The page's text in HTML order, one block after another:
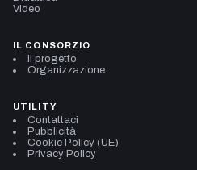
Video
IL CONSORZIO
Il progetto
Organizzazione
UTILITY
Contattaci
Pubblicità
Cookie Policy (UE)
Privacy Policy